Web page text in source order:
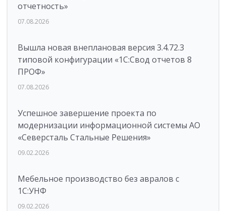
отчетность»
07.08.2026
Вышла новая внеплановая версия 3.4.72.3
типовой конфигурации «1C:Свод отчетов 8
ПРОФ»
07.08.2026
Успешное завершение проекта по
модернизации информационной системы АО
«Северсталь Стальные Решения»
09.02.2026
Мебельное производство без авралов с
1С:УНФ
09.02.2026